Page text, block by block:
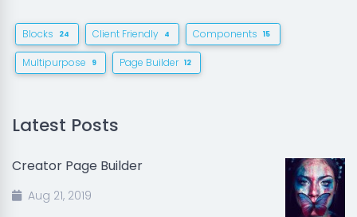
Blocks 24 Client Friendly 4 Components 15
Multipurpose 9 Page Builder 12
Latest Posts
Creator Page Builder
Aug 21, 2019